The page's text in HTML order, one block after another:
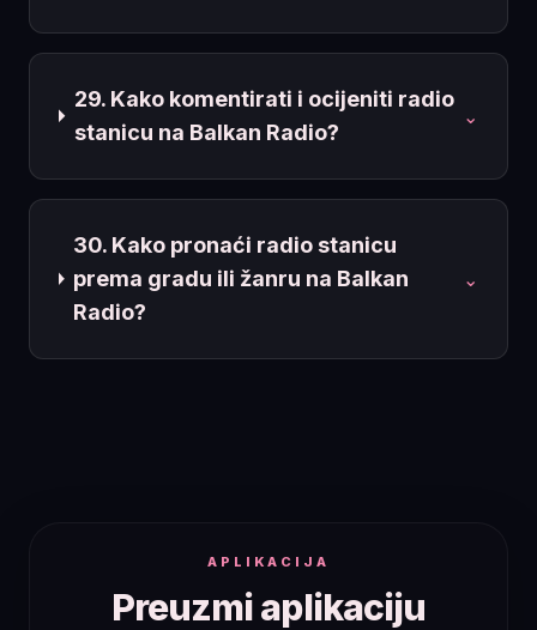
29. Kako komentirati i ocijeniti radio
stanicu na Balkan Radio?
⌄
30. Kako pronaći radio stanicu
prema gradu ili žanru na Balkan
Radio?
⌄
APLIKACIJA
Preuzmi aplikaciju